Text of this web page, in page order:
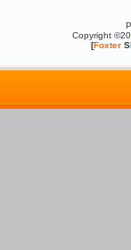
Copyright
[Foxter